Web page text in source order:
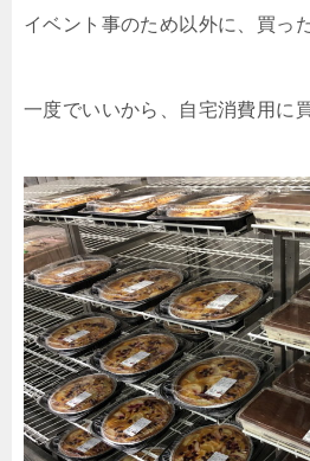
イベント事のため以外に、買っ
一度でいいから、自宅消費用に